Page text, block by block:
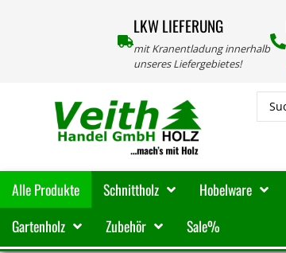
LKW LIEFERUNG
mit Kranentladung innerhalb
unseres Liefergebietes!
Alle Produkte Schnittholz Hobelware
Gartenholz
Zubehör Sale%